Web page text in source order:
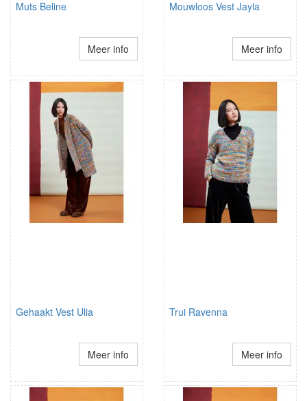
Muts Beline
Meer info
Mouwloos Vest Jayla
Meer info
Gehaakt Vest Ulia
Meer info
Trui Ravenna
Meer info